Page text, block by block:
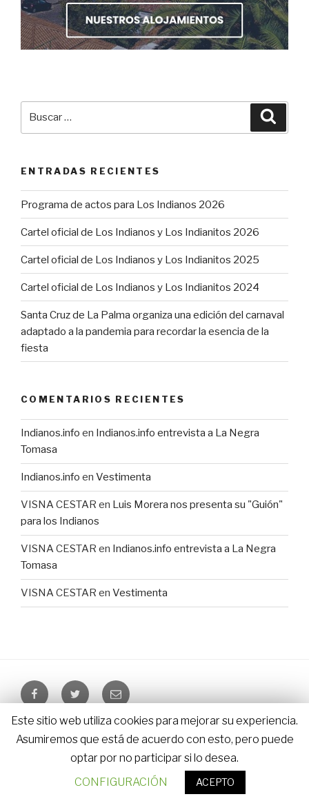
ENTRADAS RECIENTES
Programa de actos para Los Indianos 2026
Cartel oficial de Los Indianos y Los Indianitos 2026
Cartel oficial de Los Indianos y Los Indianitos 2025
Cartel oficial de Los Indianos y Los Indianitos 2024
Santa Cruz de La Palma organiza una edición del carnaval
adaptado a la pandemia para recordar la esencia de la
fiesta
COMENTARIOS RECIENTES
Indianos.info en Indianos.info entrevista a La Negra
Tomasa
Indianos.info en Vestimenta
VISNA CESTAR en Luis Morera nos presenta su "Guión"
para los Indianos
VISNA CESTAR en Indianos.info entrevista a La Negra
Tomasa
VISNA CESTAR en Vestimenta
FacebookTwitter Email
LosIndianos.info – © since 2010 – 2026 | Aviso Legal
Política de Cookies
Este sitio web utiliza cookies para mejorar su experiencia.
Asumiremos que está de acuerdo con esto, pero puede
optar por no participar si lo desea.
CONFIGURACIÓN
ACEPTO